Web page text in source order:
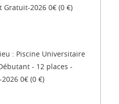
Gratuit-2026 0€ (0 €)
: Piscine Universitaire
12 places
0€ (0 €)